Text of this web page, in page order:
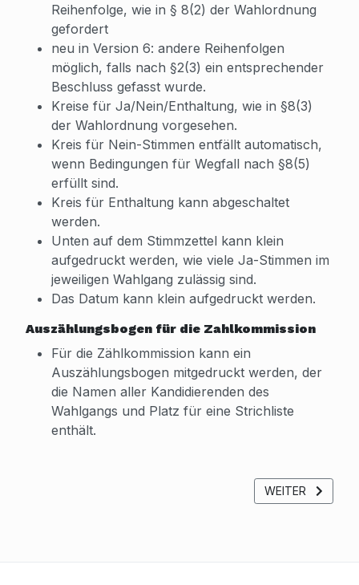
Reihenfolge, wie in § 8(2) der Wahlordnung
gefordert
neu in Version 6: andere Reihenfolgen
möglich, falls nach §2(3) ein entsprechender
Beschluss gefasst wurde.
Kreise für Ja/Nein/Enthaltung, wie in §8(3)
der Wahlordnung vorgesehen.
Kreis für Nein-Stimmen entfällt automatisch,
wenn Bedingungen für Wegfall nach §8(5)
erfüllt sind.
Kreis für Enthaltung kann abgeschaltet
werden.
Unten auf dem Stimmzettel kann klein
aufgedruckt werden, wie viele Ja-Stimmen im
jeweiligen Wahlgang zulässig sind.
Das Datum kann klein aufgedruckt werden.
Auszählungsbogen für die Zahlkommission
Für die Zählkommission kann ein
Auszählungsbogen mitgedruckt werden, der
die Namen aller Kandidierenden des
Wahlgangs und Platz für eine Strichliste
enthält.
NÄCHSTER
WEITER